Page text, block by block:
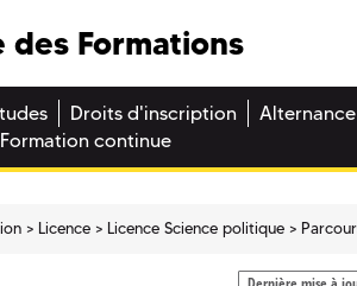
des Formations
Droits d'inscription Alternance
continue
Licence Licence Science politique